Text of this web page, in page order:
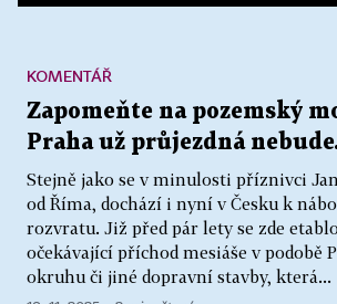
Zapomeňte na pozemský
Praha už průjezdná
Stejně jako se v minulosti příznivci
od Říma, dochází i nyní v Česku k
rozvratu. Již před pár lety se zde
očekávající příchod mesiáše v podobě
okruhu či jiné dopravní stavby, která...
KOMENTÁŘ